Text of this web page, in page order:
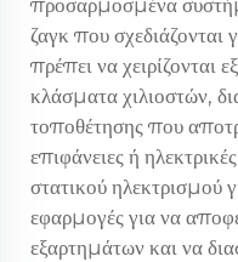
προσαρμοσμένα
ζαγκ που σχεδιάζονται
πρέπει να χειρίζονται
κλάσματα χιλιοστών,
τοποθέτησης που
επιφάνειες ή
στατικού ηλεκτρισμού
εφαρμογές για να
εξαρτημάτων και να